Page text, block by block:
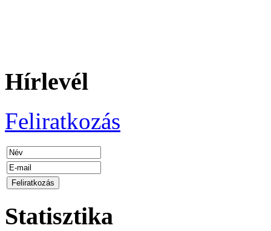
Hírlevél
Feliratkozás
Statisztika